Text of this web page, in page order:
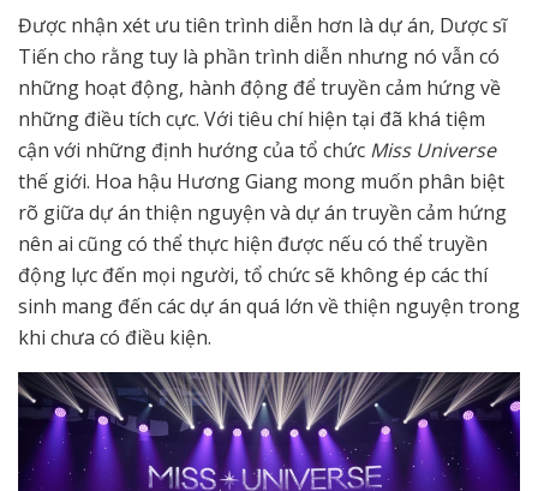
Được nhận xét ưu tiên trình diễn hơn là dự án, Dược sĩ
Tiến cho rằng tuy là phần trình diễn nhưng nó vẫn có
những hoạt động, hành động để truyền cảm hứng về
những điều tích cực. Với tiêu chí hiện tại đã khá tiệm
cận với những định hướng của tổ chức Miss Universe
thế giới. Hoa hậu Hương Giang mong muốn phân biệt
rõ giữa dự án thiện nguyện và dự án truyền cảm hứng
nên ai cũng có thể thực hiện được nếu có thể truyền
động lực đến mọi người, tổ chức sẽ không ép các thí
sinh mang đến các dự án quá lớn về thiện nguyện trong
khi chưa có điều kiện.